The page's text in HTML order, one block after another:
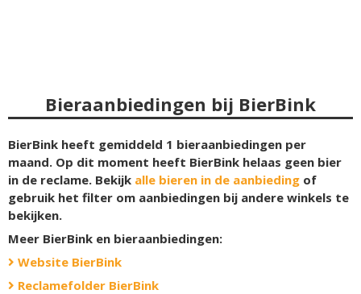
Bieraanbiedingen bij BierBink
BierBink heeft gemiddeld 1 bieraanbiedingen per
maand. Op dit moment heeft BierBink helaas geen bier
in de reclame. Bekijk alle bieren in de aanbieding of
gebruik het filter om aanbiedingen bij andere winkels te
bekijken.
Meer BierBink en bieraanbiedingen:
Website BierBink
Reclamefolder BierBink